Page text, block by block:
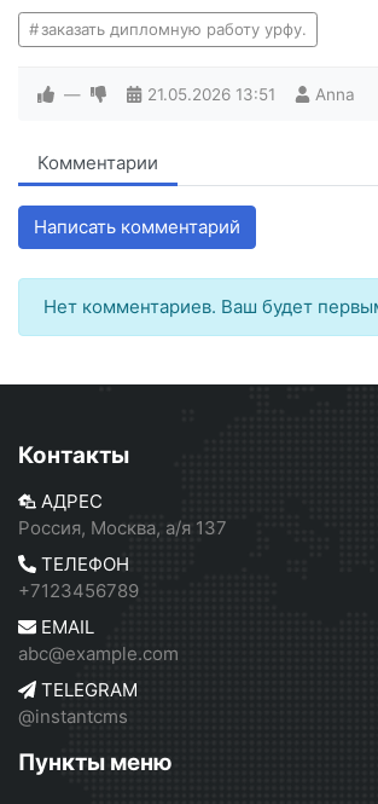
заказать дипломную работу урфу.
— 21.05.2026 13:51 Anna
Комментарии
Написать комментарий
Нет комментариев. Ваш будет
Контакты
АДРЕС
Россия, Москва, а/я 137
ТЕЛЕФОН
+7123456789
EMAIL
abc@example.com
TELEGRAM
@instantcms
Пункты меню